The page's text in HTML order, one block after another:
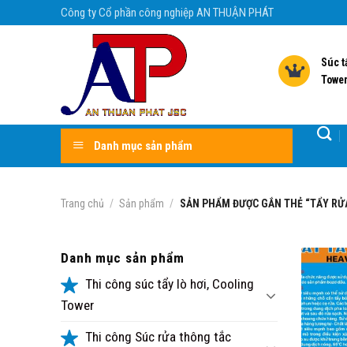
Công ty Cổ phần công nghiệp AN THUẬN PHÁT
Súc
Tower
Danh mục sản phẩm
Trang chủ / Sản phẩm / SẢN PHẨM ĐƯỢC GẮN THẺ “TẨY
Danh mục sản phẩm
Thi công súc tẩy lò hơi, Cooling
Tower
Thi công Súc rửa thông tắc